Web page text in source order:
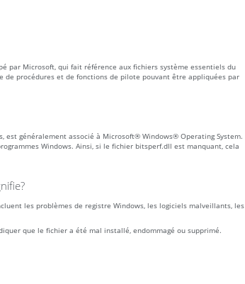
par Microsoft, qui fait référence aux fichiers système essentiels du
de procédures et de fonctions de pilote pouvant être appliquées par
est généralement associé à Microsoft® Windows® Operating System.
Windows. Ainsi, si le fichier bitsperf.dll est manquant, cela
les problèmes de registre Windows, les logiciels malveillants, les
que le fichier a été mal installé, endommagé ou supprimé.